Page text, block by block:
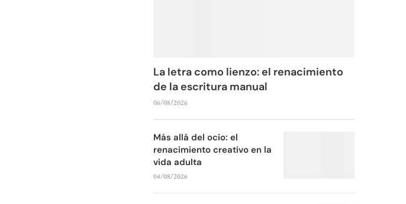
La letra como lienzo: el renacimiento
de la escritura manual
06/08/2026
Más allá del ocio: el
renacimiento creativo en la
vida adulta
04/08/2026